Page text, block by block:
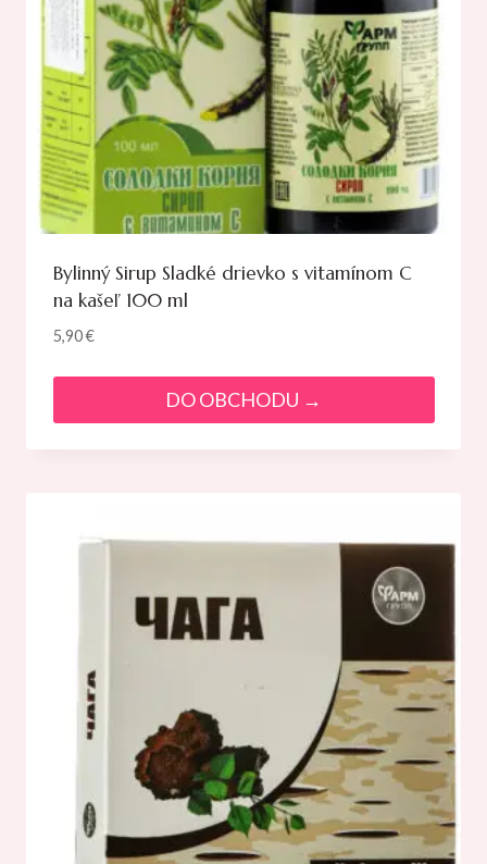
Bylinný Sirup Sladké drievko s vitamínom C
na kašeľ 100 ml
5,90€
DO OBCHODU →